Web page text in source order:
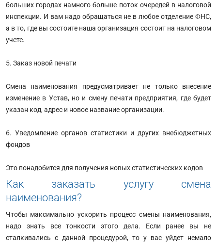
больших городах намного больше поток очередей в налоговой
инспекции. И вам надо обращаться не в любое отделение ФНС,
а в то, где вы состоите наша организация состоит на налоговом
учете.
5. Заказ новой печати
Смена наименования предусматривает не только внесение
изменение в Устав, но и смену печати предприятия, где будет
указан код, адрес и новое название организации.
6. Уведомление органов статистики и других внебюджетных
фондов
Это понадобится для получения новых статистических кодов
Как заказать услугу смена
наименования?
Чтобы максимально ускорить процесс смены наименования,
надо знать все тонкости этого дела. Если ранее вы не
сталкивались с данной процедурой, то у вас уйдет немало